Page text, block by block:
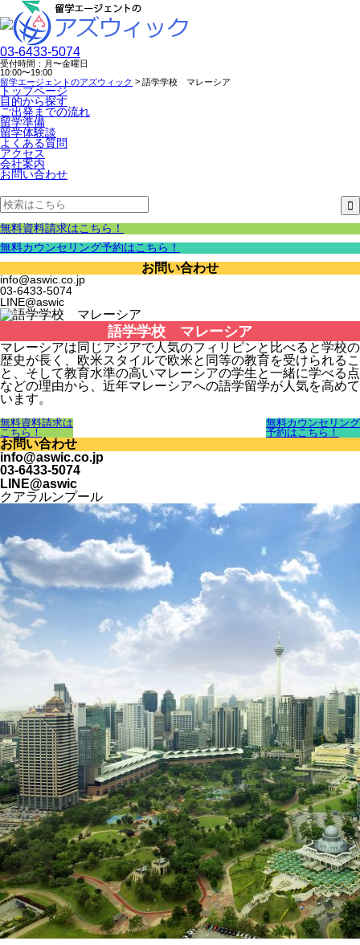
03-6433-5074
受付時間：月〜金曜日
10:00〜19:00
留学エージェントのアズウィック > 語学学校 マレーシア
トップページ
目的から探す
ご出発までの流れ
留学準備
留学体験談
よくある質問
アクセス
会社案内
お問い合わせ
無料資料請求はこちら！
無料カウンセリング予約はこちら！
お問い合わせ
info@aswic.co.jp
03-6433-5074
LINE@aswic
語学学校 マレーシア
マレーシアは同じアジアで人気のフィリピンと比べると学校の
歴史が長く、欧米スタイルで欧米と同等の教育を受けられるこ
と、そして教育水準の高いマレーシアの学生と一緒に学べる点
などの理由から、近年マレーシアへの語学留学が人気を高めて
います。
無料資料請求は
こちら！
無料カウンセリング
予約はこちら！
お問い合わせ
info@aswic.co.jp
03-6433-5074
LINE@aswic
クアラルンプール